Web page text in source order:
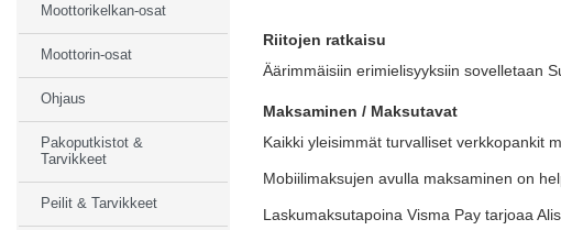
Riitojen ratkaisu
Äärimmäisiin erimielisyyksiin sovelletaan
Maksaminen / Maksutavat
Kaikki yleisimmät turvalliset verkkopankit
Mobiilimaksujen avulla maksaminen on
Laskumaksutapoina Visma Pay tarjoaa
Moottorikelkan-osat
Moottorin-osat
Ohjaus
Pakoputkistot &
Tarvikkeet
Peilit & Tarvikkeet